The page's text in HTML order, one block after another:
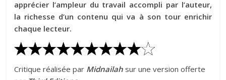
apprécier l’ampleur du travail accompli par l’auteur,
la richesse d’un contenu qui va à son tour enrichir
chaque lecteur.
Critique réalisée par Midnailah sur une version offerte